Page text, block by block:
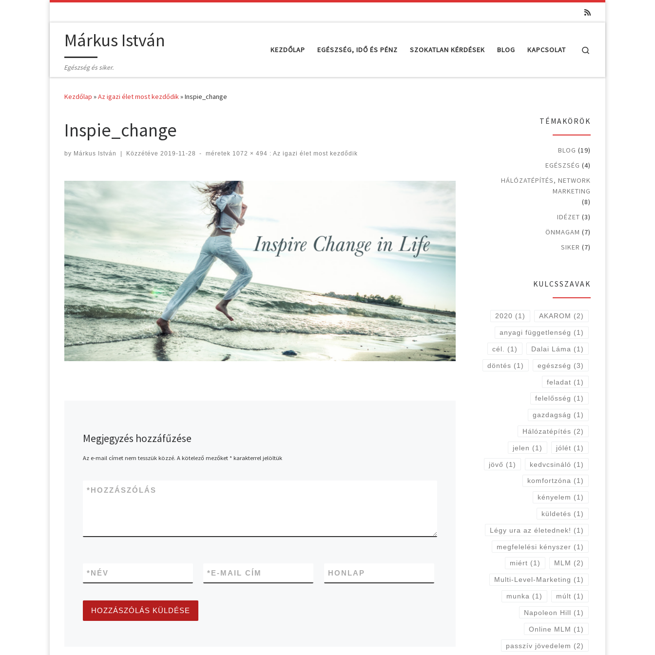
Márkus István
Egészség és siker.
KEZDŐLAP EGÉSZSÉG, IDŐ ÉS PÉNZ SZOKATLAN KÉRDÉSEK BLOG KAPCSOLAT
Kezdőlap »Az igazi élet most kezdődik»Inspie_change
Inspie_change
by Márkus István Közzétéve 2019-11-28 - méretek 1072 × 494 : Az igazi élet most kezdődik
Images navigation
Megjegyzés hozzáfűzése
Az e-mail címet nem tesszük közzé. A kötelező mezőket *karakterrel jelöltük
HOZZÁSZÓLÁS
*
NÉV
* E-MAIL CÍM
* HONLAP
TÉMAKÖRÖK
BLOG (19)
EGÉSZSÉG (4)
HÁLÓZATÉPÍTÉS, NETWORK
MARKETING
(8)
IDÉZET (3)
ÖNMAGAM (7)
SIKER (7)
KULCSSZAVAK
2020 (1) AKAROM (2)
anyagi függetlenség (1)
cél. (1) Dalai Láma (1)
döntés (1) egészség (3)
feladat (1)
felelősség (1)
gazdagság (1)
Hálózatépítés (2)
jelen (1) jólét (1)
jövő (1) kedvcsináló (1)
komfortzóna (1)
kényelem (1)
küldetés (1)
Légy ura az életednek! (1)
megfelelési kényszer (1)
miért (1) MLM (2)
Multi-Level-Marketing (1)
munka (1) múlt (1)
Napoleon Hill (1)
Online MLM (1)
passzív jövedelem (2)